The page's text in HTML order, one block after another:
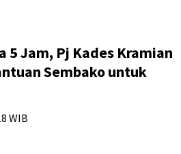
5 Jam, Pj Kades Kramian
Sembako untuk
WIB